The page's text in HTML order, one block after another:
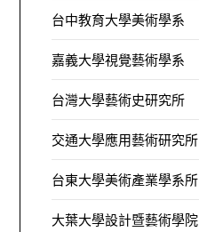
台中教育大學美術學系
嘉義大學視覺藝術學系
台灣大學藝術史研究所
交通大學應用藝術研究所
台東大學美術產業學系所
大葉大學設計暨藝術學院